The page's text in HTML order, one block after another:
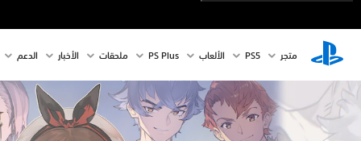
متجر PS5‏ الألعاب PS Plus ملحقات الأخبار الدعم